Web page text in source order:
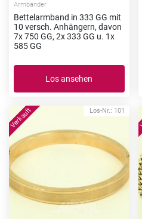
Armbänder
Bettelarmband in 333 GG mit
10 versch. Anhängern, davon
7x 750 GG, 2x 333 GG u. 1x
585 GG
Los ansehen
Los-Nr.: 101